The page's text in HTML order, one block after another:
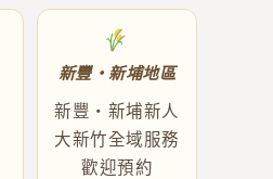
新豐・新埔地區
新豐・新埔新人
大新竹全域服務
歡迎預約